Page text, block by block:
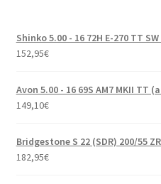
Shinko 5.00 - 16 72H E-270 TT
152,95€
Avon 5.00 - 16 69S AM7 MKII TT
149,10€
Bridgestone S 22 (SDR) 200/55
182,95€